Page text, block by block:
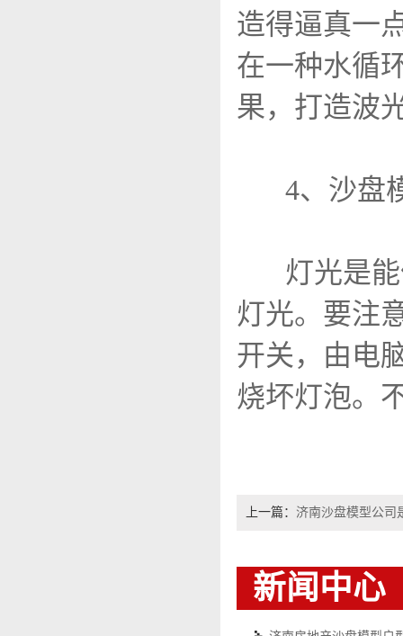
造得逼真一
在一种水循
果，打造波
4、沙盘
灯光是能
灯光。要注
开关，由电
烧坏灯泡。
上一篇： 济南沙盘模型公司
新闻中心